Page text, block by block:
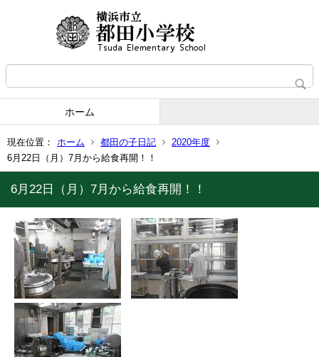
ホーム
現在位置： ホーム 都田の子日記
2020年度
6月22日（月）7月から給食再開！！
6月22日（月）7月から給食再開！！